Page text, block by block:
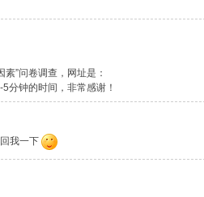
”问卷调查，网址是：
5分钟的时间，非常感谢！
我一下